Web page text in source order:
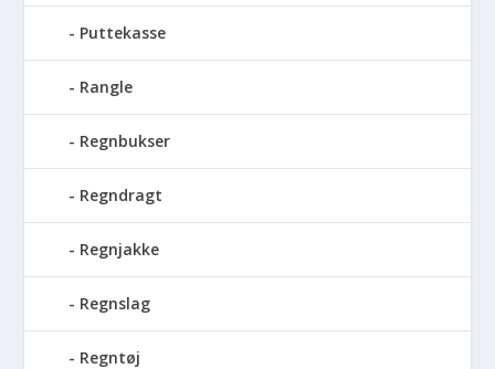
Puttekasse
Rangle
Regnbukser
Regndragt
Regnjakke
Regnslag
Regntøj